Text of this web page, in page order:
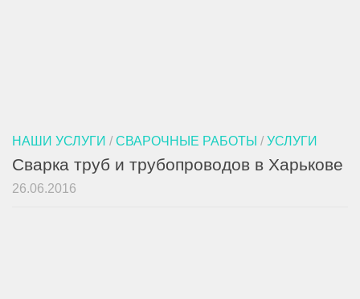
НАШИ УСЛУГИ / СВАРОЧНЫЕ РАБОТЫ / УСЛУГИ
Сварка труб и трубопроводов в Харькове
26.06.2016